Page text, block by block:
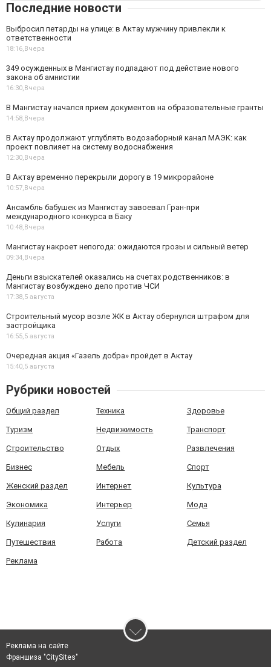
Последние новости
Выбросил петарды на улице: в Актау мужчину привлекли к
ответственности
18:16,Вчера
349 осужденных в Мангистау подпадают под действие нового
закона об амнистии
16:30,Вчера
В Мангистау начался прием документов на образовательные гранты
14:58,Вчера
В Актау продолжают углублять водозаборный канал МАЭК: как
проект повлияет на систему водоснабжения
12:30,Вчера
В Актау временно перекрыли дорогу в 19 микрорайоне
10:57,Вчера
Ансамбль бабушек из Мангистау завоевал Гран-при
международного конкурса в Баку
10:48,Вчера
Мангистау накроет непогода: ожидаются грозы и сильный ветер
09:34,Вчера
Деньги взыскателей оказались на счетах родственников: в
Мангистау возбуждено дело против ЧСИ
17:38,5 августа
Строительный мусор возле ЖК в Актау обернулся штрафом для
застройщика
16:55,5 августа
Очередная акция «Газель добра» пройдет в Актау
15:40,5 августа
Рубрики новостей
Общий раздел Техника Здоровье
Туризм Недвижимость Транспорт
Строительство Отдых Развлечения
Бизнес Мебель Спорт
Женский раздел Интернет Культура
Экономика Интерьер Мода
Кулинария Услуги Семья
Путешествия Работа Детский раздел
Реклама
Реклама на сайте
Франшиза "CitySites"